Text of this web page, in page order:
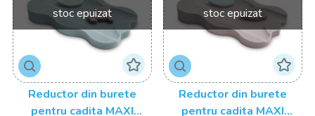
stoc epuizat
Reductor din burete
pentru cadita MAXI
stoc epuizat
Reductor din burete
pentru cadita MAXI